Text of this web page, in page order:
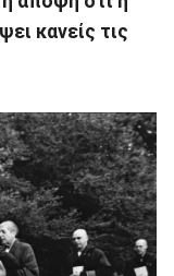
κανείς τις